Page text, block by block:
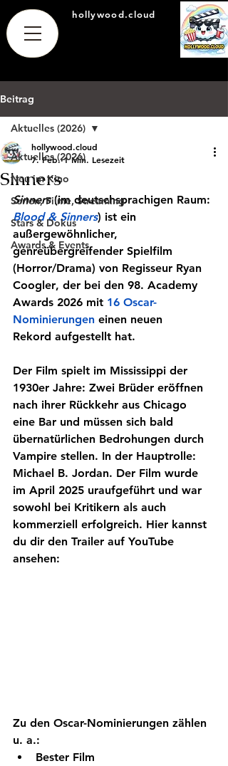
hollywood.cloud
Beitrag
Aktuelles (2026)
Neu im Kino
Serien, Filme, Streaming
Stars & Dokus
Awards & Events
Aktuelles (2026)
Sinners
hollywood.cloud
7. Feb. 1 Min. Lesezeit
Sinners (im deutschsprachigen Raum:
Blood & Sinners) ist ein
außergewöhnlicher,
genreübergreifender Spielfilm
(Horror/Drama) von Regisseur Ryan
Coogler, der bei den 98. Academy
Awards 2026 mit 16 Oscar-
Nominierungen einen neuen
Rekord aufgestellt hat.
Der Film spielt im Mississippi der
1930er Jahre: Zwei Brüder eröffnen
nach ihrer Rückkehr aus Chicago
eine Bar und müssen sich bald
übernatürlichen Bedrohungen durch
Vampire stellen. In der Hauptrolle:
Michael B. Jordan. Der Film wurde
im April 2025 uraufgeführt und war
sowohl bei Kritikern als auch
kommerziell erfolgreich. Hier kannst
du dir den Trailer auf YouTube
ansehen:
Zu den Oscar-Nominierungen zählen
u. a.:
Bester Film